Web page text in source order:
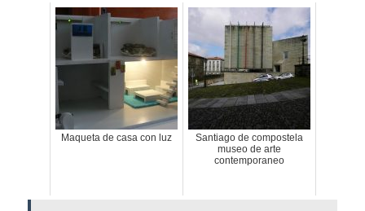
Maqueta de casa con luz
Santiago de compostela
museo de arte
contemporaneo